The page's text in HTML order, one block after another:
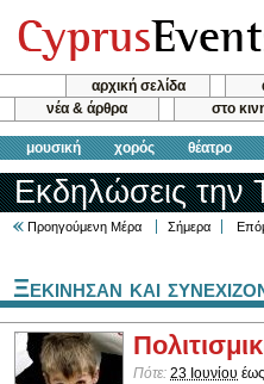
αρχική σελίδα
νέα & άρθρα
στο
μουσική χορός θέατρο
Εκδηλώσεις την
Προηγούμενη Μέρα Σήμερα
Ξεκινησαν και
Πότε: 23 Ιουνίου έως